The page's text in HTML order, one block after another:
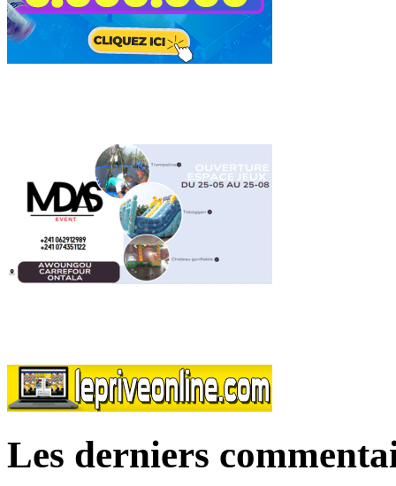
Les derniers